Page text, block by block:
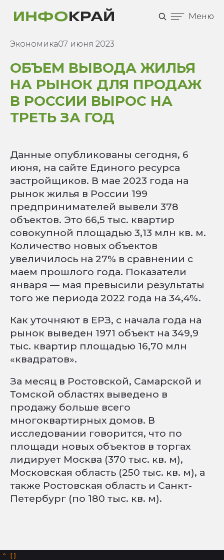
Меню
Экономика07 июня 2023
ОБЪЕМ ВЫВОДА ЖИЛЬЯ
НА РЫНОК ДЛЯ ПРОДАЖ
В РОССИИ ВЫРОС НА
ТРЕТЬ ЗА ГОД
Данные опубликованы сегодня, 6
июня, на сайте Единого ресурса
застройщиков. В мае 2023 года на
рынок жилья в России 199
предпринимателей вывели 378
объектов. Это 66,5 тыс. квартир
совокупной площадью 3,13 млн кв. м.
Количество новых объектов
увеличилось на 27% в сравнении с
маем прошлого года. Показатели
января — мая превысили результаты
того же периода 2022 года на 34,4%.
Как уточняют в ЕРЗ, с начала года на
рынок выведен 1971 объект на 349,9
тыс. квартир площадью 16,70 млн
«квадратов».
За месяц в Ростовской, Самарской и
Томской областях выведено в
продажу больше всего
многоквартирных домов. В
исследовании говорится, что по
площади новых объектов в торгах
лидирует Москва (370 тыс. кв. м),
Московская область (250 тыс. кв. м), а
также Ростовская область и Санкт-
Петербург (по 180 тыс. кв. м).
^